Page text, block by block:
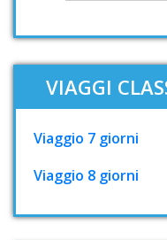
VIAGGI
Viaggio 7 giorni
Viaggio 8 giorni